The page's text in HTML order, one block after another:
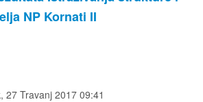
NP Kornati II
27 Travanj 2017 09:41